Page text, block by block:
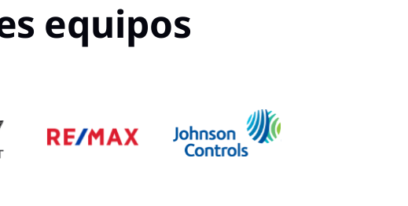
equipos